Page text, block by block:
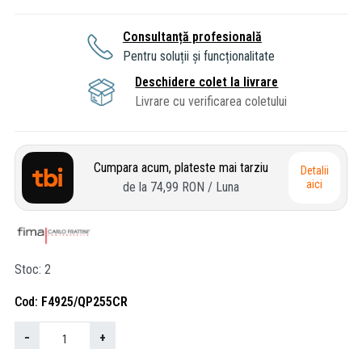
Consultanță profesională
Pentru soluții și funcționalitate
Deschidere colet la livrare
Livrare cu verificarea coletului
Cumpara acum, plateste mai tarziu
de la 74,99 RON / Luna
Detalii
aici
Stoc 2
Cod F4925/QP255CR
− +